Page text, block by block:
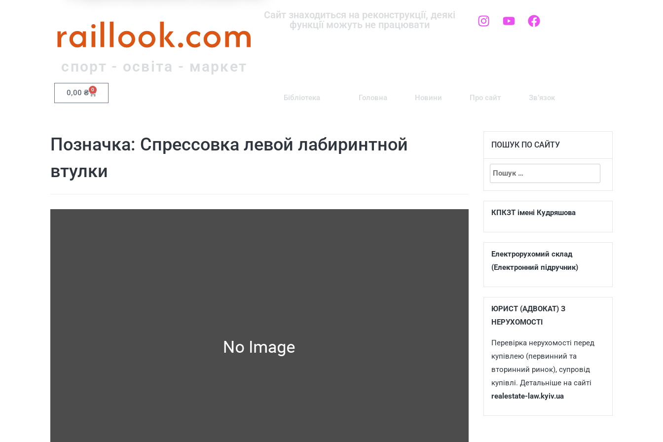
raillook.com
спорт - освіта - маркет
Сайт знаходиться на реконструкції, деякі
функції можуть не працювати
0,00 ₴ 0
Бібліотека Головна Новини Про сайт Зв’язок
Позначка: Спрессовка левой лабиринтной
втулки
ПОШУК ПО САЙТУ
КПКЗТ імені Кудряшова
Електрорухомий склад
(Електронний підручник)
ЮРИСТ (АДВОКАТ) З
НЕРУХОМОСТІ
Перевірка нерухомості перед
купівлею (первинний та
вторинний ринок), супровід
купівлі. Детальніше на сайті
realestate-law.kyiv.ua